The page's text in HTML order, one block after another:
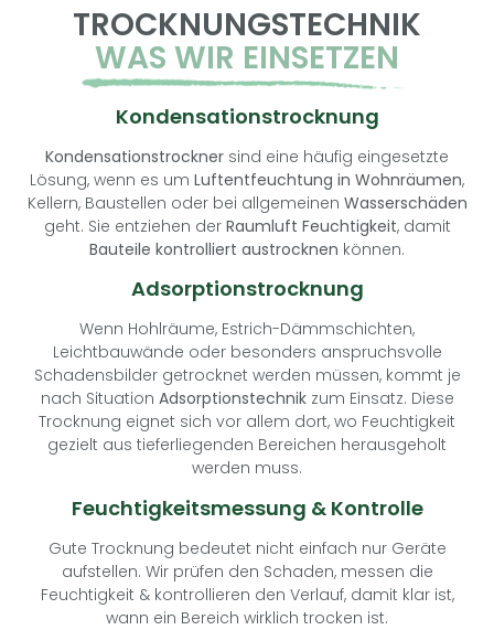
TROCKNUNGSTECHNIK
WAS WIR EINSETZEN
Kondensationstrocknung
Kondensationstrockner sind eine häufig eingesetzte
Lösung, wenn es um Luftentfeuchtung in Wohnräumen,
Kellern, Baustellen oder bei allgemeinen Wasserschäden
geht. Sie entziehen der Raumluft Feuchtigkeit, damit
Bauteile kontrolliert austrocknen können.
Adsorptionstrocknung
Wenn Hohlräume, Estrich-Dämmschichten,
Leichtbauwände oder besonders anspruchsvolle
Schadensbilder getrocknet werden müssen, kommt je
nach Situation Adsorptionstechnikzum Einsatz. Diese
Trocknung eignet sich vor allem dort, wo Feuchtigkeit
gezielt aus tieferliegenden Bereichen herausgeholt
werden muss.
Feuchtigkeitsmessung & Kontrolle
Gute Trocknung bedeutet nicht einfach nur Geräte
aufstellen. Wir prüfen den Schaden, messen die
Feuchtigkeit & kontrollieren den Verlauf, damit klar ist,
wann ein Bereich wirklich trocken ist.